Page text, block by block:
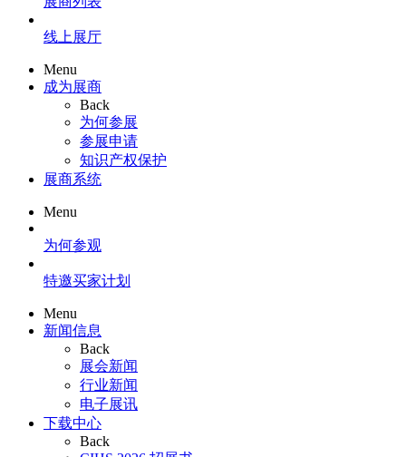
线上展厅
Menu
成为展商
Back
为何参展
参展申请
知识产权保护
展商系统
Menu
为何参观
特邀买家计划
Menu
新闻信息
Back
展会新闻
行业新闻
电子展讯
下载中心
Back